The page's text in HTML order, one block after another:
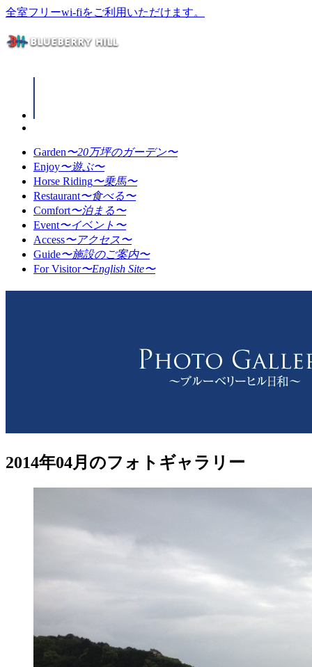
全室フリーwi-fiをご利用いただけます。
Garden〜20万坪のガーデン〜
Enjoy〜遊ぶ〜
Horse Riding〜乗馬〜
Restaurant〜食べる〜
Comfort〜泊まる〜
Event〜イベント〜
Access〜アクセス〜
Guide〜施設のご案内〜
For Visitor〜English Site〜
2014年04月のフォトギャラリー